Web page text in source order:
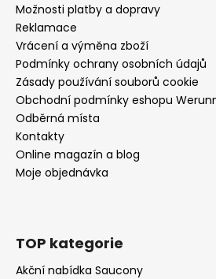
Možnosti platby a dopravy
Reklamace
Vrácení a výměna zboží
Podmínky ochrany osobních údajů
Zásady používání souborů cookie
Obchodní podmínky eshopu
Odběrná místa
Kontakty
Online magazín a blog
Moje objednávka
TOP kategorie
Akční nabídka Saucony